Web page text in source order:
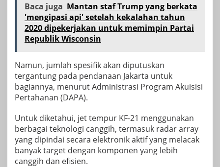
Baca juga Mantan staf Trump yang berkata
'mengipasi api' setelah kekalahan tahun
2020 dipekerjakan untuk memimpin Partai
Republik Wisconsin
Namun, jumlah spesifik akan diputuskan
tergantung pada pendanaan Jakarta untuk
bagiannya, menurut Administrasi Program Akuisisi
Pertahanan (DAPA).
Untuk diketahui, jet tempur KF-21 menggunakan
berbagai teknologi canggih, termasuk radar array
yang dipindai secara elektronik aktif yang melacak
banyak target dengan komponen yang lebih
canggih dan efisien.